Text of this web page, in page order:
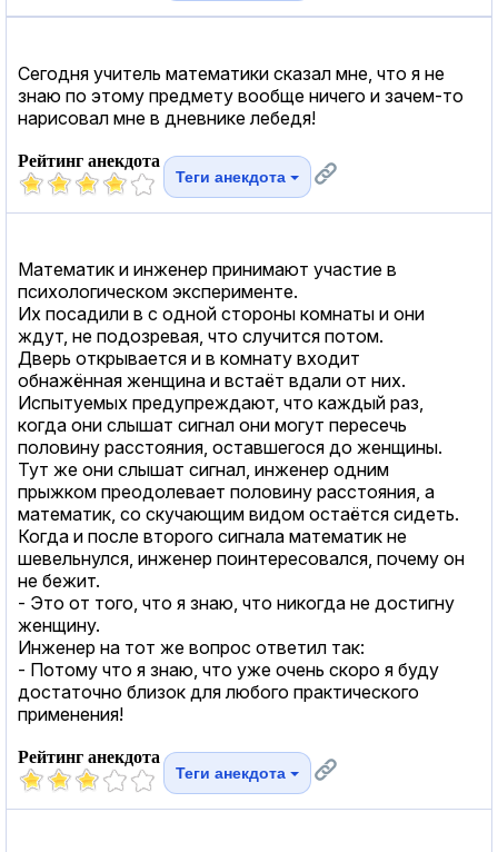
Сегодня учитель математики сказал мне, что я не
знаю по этому предмету вообще ничего и зачем-то
нарисовал мне в дневнике лебедя!
Рейтинг анекдота
Теги анекдота
Математик и инженер принимают участие в
психологическом эксперименте.
Их посадили в с одной стороны комнаты и они
ждут, не подозревая, что случится потом.
Дверь открывается и в комнату входит
обнажённая женщина и встаёт вдали от них.
Испытуемых предупреждают, что каждый раз,
когда они слышат сигнал они могут пересечь
половину расстояния, оставшегося до женщины.
Тут же они слышат сигнал, инженер одним
прыжком преодолевает половину расстояния, а
математик, со скучающим видом остаётся сидеть.
Когда и после второго сигнала математик не
шевельнулся, инженер поинтересовался, почему он
не бежит.
- Это от того, что я знаю, что никогда не достигну
женщину.
Инженер на тот же вопрос ответил так:
- Потому что я знаю, что уже очень скоро я буду
достаточно близок для любого практического
применения!
Рейтинг анекдота
Теги анекдота